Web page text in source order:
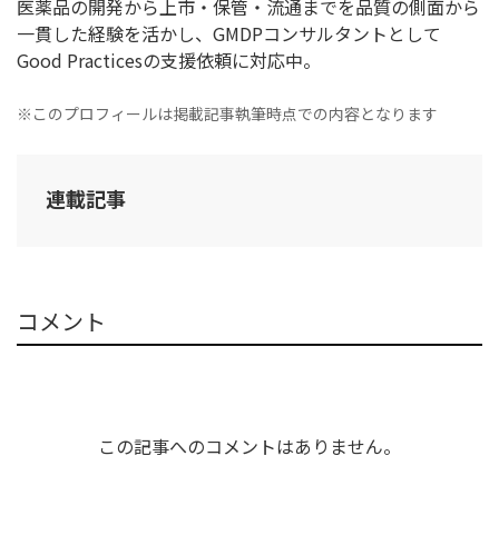
医薬品の開発から上市・保管・流通までを品質の側面から
一貫した経験を活かし、GMDPコンサルタントとして
Good Practicesの支援依頼に対応中。
※このプロフィールは掲載記事執筆時点での内容となります
連載記事
コメント
この記事へのコメントはありません。